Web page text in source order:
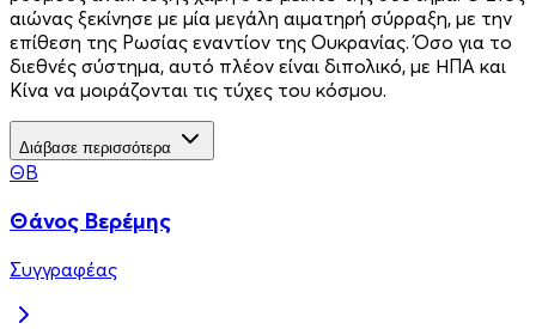
αιώνας ξεκίνησε με μία μεγάλη αιματηρή σύρραξη, με την
επίθεση της Ρωσίας εναντίον της Ουκρανίας. Όσο για το
διεθνές σύστημα, αυτό πλέον είναι διπολικό, με ΗΠΑ και
Κίνα να μοιράζονται τις τύχες του κόσμου.
Διάβασε περισσότερα
ΘΒ
Θάνος Βερέμης
Συγγραφέας